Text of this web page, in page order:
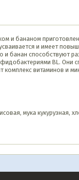
и бананом
и имеет
и банан способствуют
BL. Они
витаминов и
мука кукурузная,